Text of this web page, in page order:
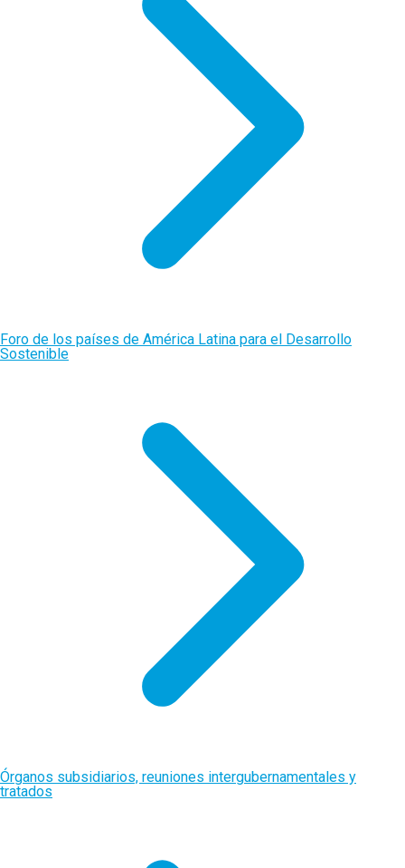
Foro de los países de América Latina para el Desarrollo
Sostenible
Órganos subsidiarios, reuniones intergubernamentales y
tratados